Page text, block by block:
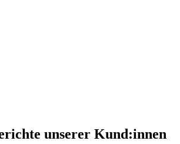
unserer Kund:innen